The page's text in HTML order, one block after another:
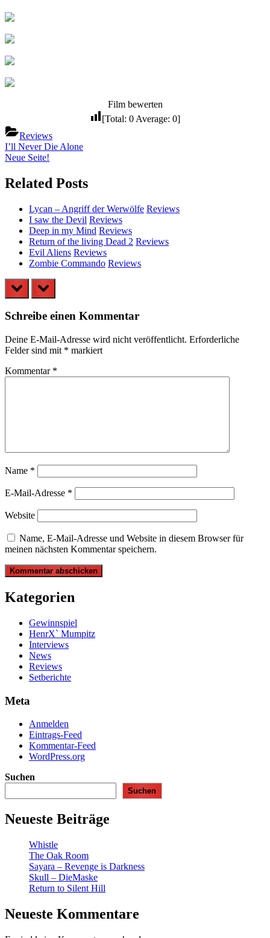
Film bewerten
[Total: 0 Average: 0]
Reviews
Beitragsnavigation
Previous
Post:
I’ll Never Die Alone
Next
Neue Seite!
Related Posts
Lycan – Angriff der Werwölfe Reviews
I saw the Devil Reviews
Deep in my Mind Reviews
Return of the living Dead 2 Reviews
Evil Aliens Reviews
Zombie Commando Reviews
prev next
Schreibe einen Kommentar
Deine E-Mail-Adresse wird nicht veröffentlicht. Erforderliche
Felder sind mit * markiert
Kommentar *
Name *
E-Mail-Adresse *
Website
Name, E-Mail-Adresse und Website in diesem Browser für
meinen nächsten Kommentar speichern.
Kategorien
Gewinnspiel
HenrX` Mumpitz
Interviews
News
Reviews
Setberichte
Meta
Anmelden
Eintrags-Feed
Kommentar-Feed
WordPress.org
Suchen
Suchen
Neueste Beiträge
Whistle
The Oak Room
Sayara – Revenge is Darkness
Skull – DieMaske
Return to Silent Hill
Neueste Kommentare